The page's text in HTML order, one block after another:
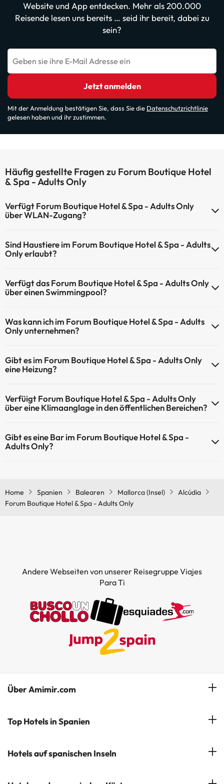
Website und App entdecken. Mehr als 200.000
Reisende lesen uns bereits … seid ihr bereit, dabei zu
sein?
Geben sie ihre E-Mail Adresse ein
Jetzt anmelden
Mit der Anmeldung bestätigen Sie, dass Sie die Datenschutzrichtlinie
gelesen haben und ihr zustimmen.
Häufig gestellte Fragen zu Forum Boutique Hotel
& Spa - Adults Only
Verfügt Forum Boutique Hotel & Spa - Adults Only
über WLAN-Zugang?
Zugang.
Sind Haustiere im Forum Boutique Hotel & Spa - Adults
Only erlaubt?
erlaubt.
Verfügt das Forum Boutique Hotel & Spa - Adults Only
über einen Swimmingpool?
Schwimmbad (dieser Service ist eventuell gebührenpflichtig). Hier
finden Sie weitere Informationen über das Schwimmbad und
Außenpool (Sommersaison)
Was kann ich im Forum Boutique Hotel & Spa - Adults
Only unternehmen?
Aktivitäten an (einige davon können kostenpflichtig sein):
Gibt es im Forum Boutique Hotel & Spa - Adults Only
eine Heizung?
Gemeinschaftsräumen.
Verfüigt Forum Boutique Hotel & Spa - Adults Only
über eine Klimaanglage in den öffentlichen Bereichen?
den Gemeinschaftsräumen.
Gibt es eine Bar im Forum Boutique Hotel & Spa -
Adults Only?
Home Spanien Balearen Mallorca (Insel)
Alcúdia
Forum Boutique Hotel & Spa - Adults Only
Andere Webseiten von unserer Reisegruppe Viajes
Para Ti
Über Amimir.com
Unser Team
Newsletter abonnieren
Top Hotels in Spanien
Hotels in Salou
Hotels auf spanischen Inseln
Hotels auf Mallorca